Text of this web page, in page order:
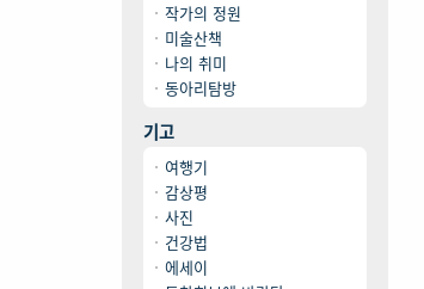
작가의 정원
미술산책
나의 취미
동아리탐방
기고
여행기
감상평
사진
건강법
에세이